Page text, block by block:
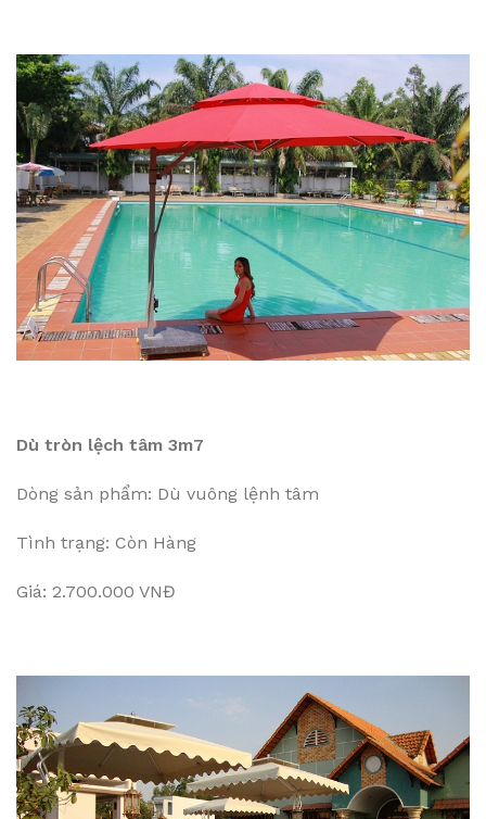
Dù tròn lệch tâm 3m7
Dòng sản phẩm: Dù vuông lệnh tâm
Tình trạng: Còn Hàng
Giá: 2.700.000 VNĐ